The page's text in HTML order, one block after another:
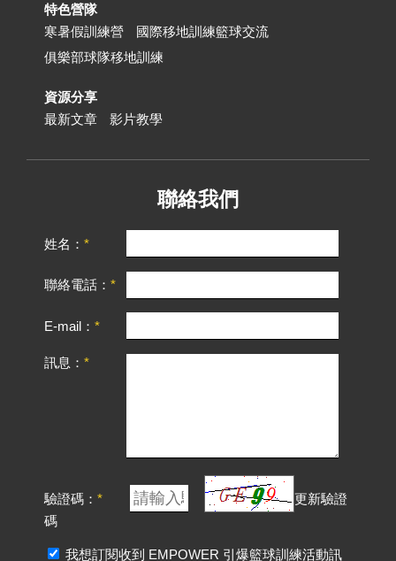
特色營隊
寒暑假訓練營
國際移地訓練籃球交流
俱樂部球隊移地訓練
資源分享
最新文章
影片教學
聯絡我們
姓名：
聯絡電話：
E-mail：
訊息：
驗證碼：
更新驗證
碼
我想訂閱收到 EMPOWER 引爆籃球訓練活動訊